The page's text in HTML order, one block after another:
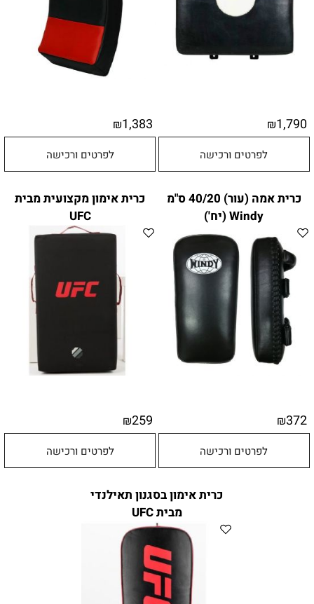
₪1,790
לפרטים ורכישה
₪1,383
לפרטים ורכישה
כרית אמה (עור) 40/20 ס"מ
Windy (יח')
₪372
לפרטים ורכישה
כרית אימון מקצועית מבית
UFC
₪259
לפרטים ורכישה
כרית אימון בסגנון תאילנדי
מבית UFC